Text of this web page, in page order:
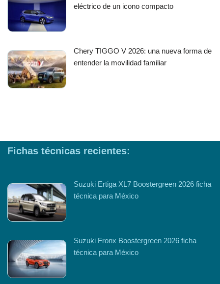
eléctrico de un icono compacto
Chery TIGGO V 2026: una nueva forma de
entender la movilidad familiar
Fichas técnicas recientes:
Suzuki Ertiga XL7 Boostergreen 2026 ficha
técnica para México
Suzuki Fronx Boostergreen 2026 ficha
técnica para México